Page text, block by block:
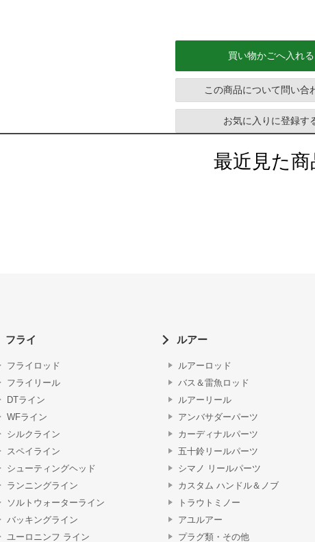
買い物かごへ入れる
この商品について問い合
お気に入りに登録す
最近見た商
フライ
フライロッド
フライリール
DTライン
WFライン
シルクライン
スペイライン
シューティングヘッド
ランニングライン
ソルトウォーターライン
バッキングライン
ユーロニンフ ライン
ルアー
ルアーロッド
バス＆雷魚ロッド
ルアーリール
アンバサダーパーツ
カーディナルパーツ
五十鈴リールパーツ
シマノ リールパーツ
カスタム ハンドル＆ノブ
トラウトミノー
アユルアー
プラグ類・その他